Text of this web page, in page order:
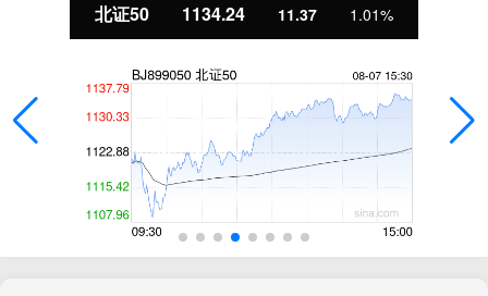
北证50 1134.24 11.37 1.01%